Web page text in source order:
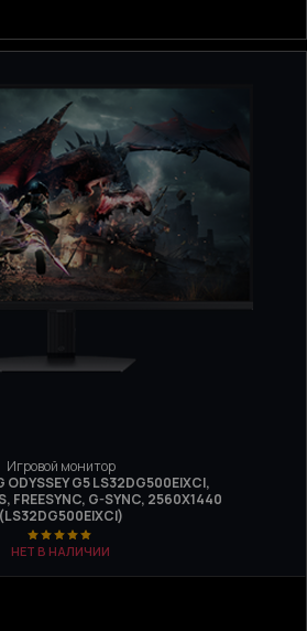
Игровой монитор
ODYSSEY G5 LS32DG500EIXCI,
FREESYNC, G-SYNC, 2560Х1440
(LS32DG500EIXCI)
НЕТ В НАЛИЧИИ